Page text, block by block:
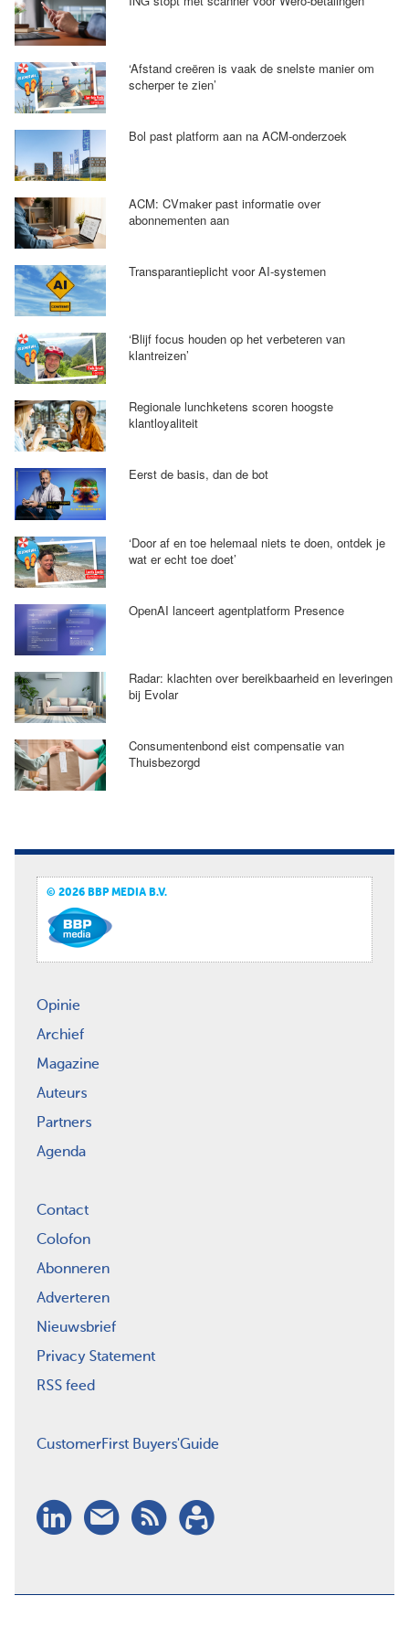
‘Afstand creëren is vaak de snelste manier om
scherper te zien’
Bol past platform aan na ACM-onderzoek
ACM: CVmaker past informatie over
abonnementen aan
Transparantieplicht voor AI-systemen
‘Blijf focus houden op het verbeteren van
klantreizen’
Regionale lunchketens scoren hoogste
klantloyaliteit
Eerst de basis, dan de bot
‘Door af en toe helemaal niets te doen, ontdek je
wat er echt toe doet’
OpenAI lanceert agentplatform Presence
Radar: klachten over bereikbaarheid en leveringen
bij Evolar
Consumentenbond eist compensatie van
Thuisbezorgd
© 2026 BBP MEDIA B.V.
Opinie
Archief
Magazine
Auteurs
Partners
Agenda
Contact
Colofon
Abonneren
Adverteren
Nieuwsbrief
Privacy Statement
RSS feed
CustomerFirst Buyers'Guide
LinkedIn
Nieuwsbrief
RSSAbonneren